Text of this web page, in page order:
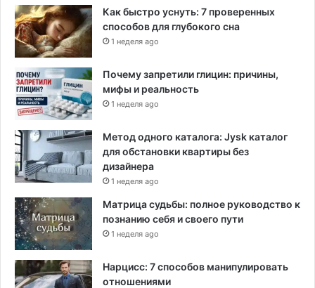
Как быстро уснуть: 7 проверенных
способов для глубокого сна
1 неделя ago
Почему запретили глицин: причины,
мифы и реальность
1 неделя ago
Метод одного каталога: Jysk каталог
для обстановки квартиры без
дизайнера
1 неделя ago
Матрица судьбы: полное руководство к
познанию себя и своего пути
1 неделя ago
Нарцисс: 7 способов манипулировать
отношениями